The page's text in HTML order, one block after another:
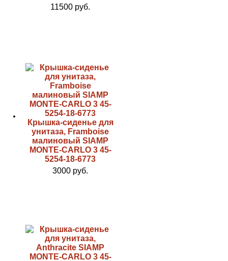
11500 руб.
Крышка-сиденье для
унитаза, Framboise
малиновый SIAMP
MONTE-CARLO 3 45-
5254-18-6773
3000 руб.